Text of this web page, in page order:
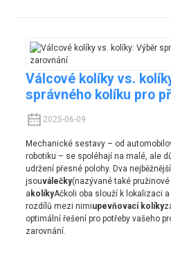
Válcové kolíky vs.
správného kolíku pro
2025-06-09
Mechanické sestavy – od
robotiku – se spoléhají na malé, ale
udržení přesné polohy. Dva
jsouválečky(nazývané také
a kolíkyAčkoli oba slouží k lokalizaci
rozdílů mezi nimiupevňovací kolíky
optimální řešení pro potřeby vašeho
zarovnání.